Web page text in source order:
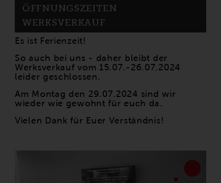
ÖFFNUNGSZEITEN
WERKSVERKAUF
Es ist Ferienzeit!
So auch bei uns - daher bleibt der
Werksverkauf vom 15.07.-26.07.2024
leider geschlossen.
Am Montag den 29.07.2024 sind wir
wieder wie gewohnt für euch da.
Vielen Dank für Euer Verständnis!